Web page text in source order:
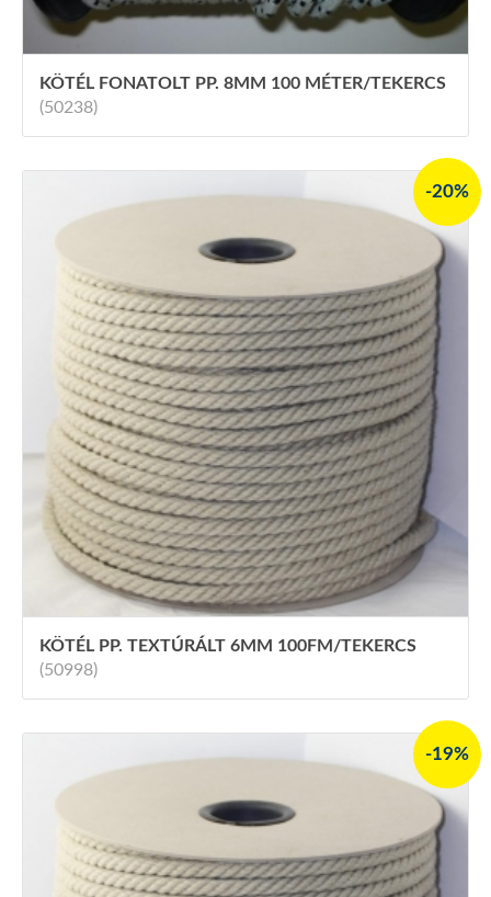
KÖTÉL FONATOLT PP. 8MM 100 MÉTER/TEKERCS
(50238)
-20%
KÖTÉL PP. TEXTÚRÁLT 6MM 100FM/TEKERCS
(50998)
-19%